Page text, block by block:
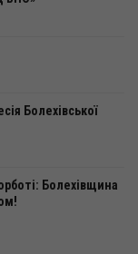
Болехівської
Болехівщина